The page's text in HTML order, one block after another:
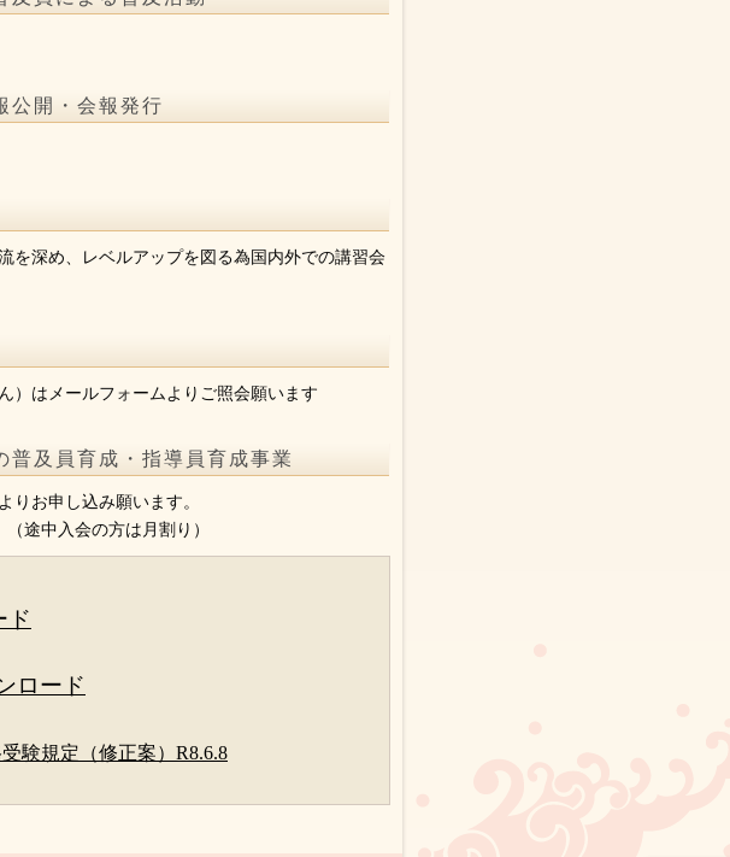
公開・会報発行
を深め、レベルアップを図る為国内外での講習会
）はメールフォームよりご照会願います
普及員育成・指導員育成事業
りお申し込み願います。
中入会の方は月割り）
ド
ロード
験規定（修正案）R8.6.8